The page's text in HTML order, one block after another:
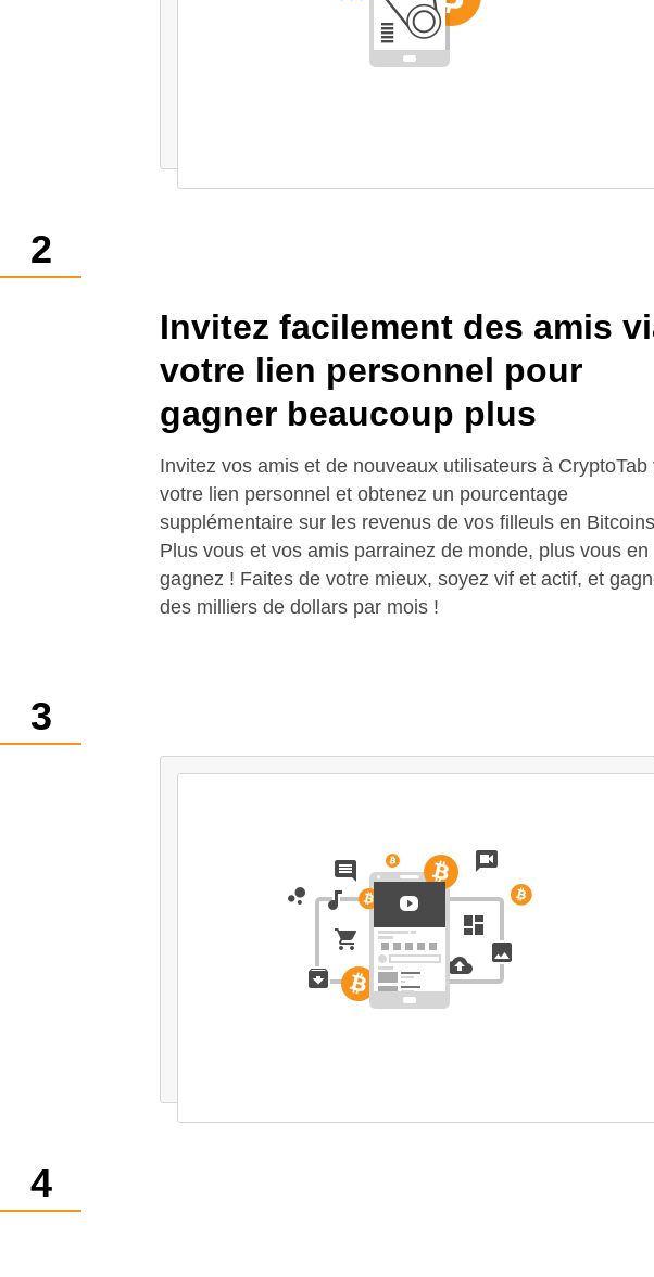
Invitez facilement des amis
votre lien personnel pour
gagner beaucoup plus
Invitez vos amis et de nouveaux utilisateurs à CryptoTab
votre lien personnel et obtenez un pourcentage
supplémentaire sur les revenus de vos filleuls en
Plus vous et vos amis parrainez de monde, plus vous en
gagnez ! Faites de votre mieux, soyez vif et actif, et
des milliers de dollars par mois !